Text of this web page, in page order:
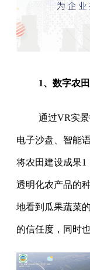
1、数字农
通过VR实
电子沙盘、智能
将农田建设成果1
透明化农产品的
地看到瓜果蔬菜
的信任度，同时